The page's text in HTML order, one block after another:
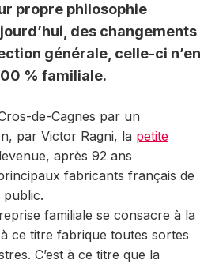
propre philosophie
des changements
générale, celle-ci n’en
% familiale.
de-Cagnes par un
par Victor Ragni, la petite
après 92 ans
fabricants français de
public.
familiale se consacre à la
ce titre fabrique toutes sortes
C’est à ce titre que la